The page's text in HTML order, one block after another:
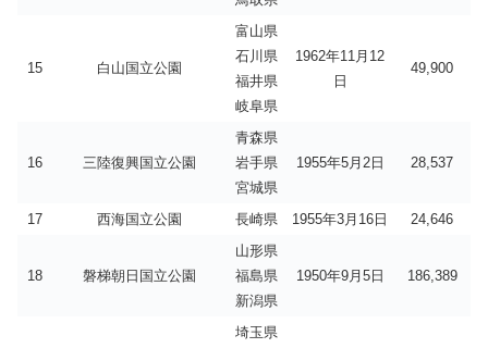
15 白山国立公園
富山県
石川県
福井県
岐阜県
1962年11月12
日
49,900
16 三陸復興国立公園
青森県
岩手県
宮城県
1955年5月2日 28,537
17 西海国立公園 長崎県 1955年3月16日 24,646
18 磐梯朝日国立公園
山形県
福島県
新潟県
1950年9月5日 186,389
埼玉県